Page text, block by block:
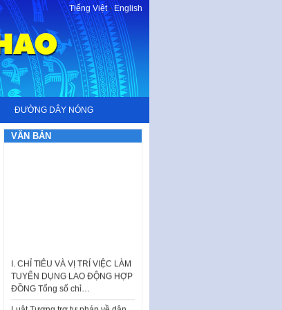
Tiếng Việt-English
ĐƯỜNG DÂY NÓNG
VĂN BẢN
TUYỂN DỤNG LAO ĐỘNG HỢP
ĐỒNG Tổng số chỉ…
Luật Tương trợ tư pháp về dân